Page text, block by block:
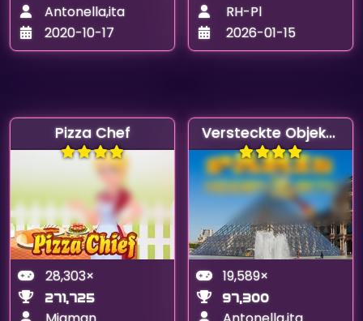
Antonella,ita
2020-10-17
RH-Pl
2026-01-15
Pizza Chef
28,303×
271,725
Versteckte Objekte in Paris
19,589×
97,300